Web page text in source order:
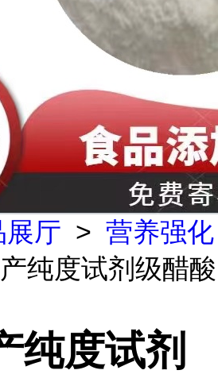
展厅 > 营养强化
纯度试剂级醋酸
纯度试剂